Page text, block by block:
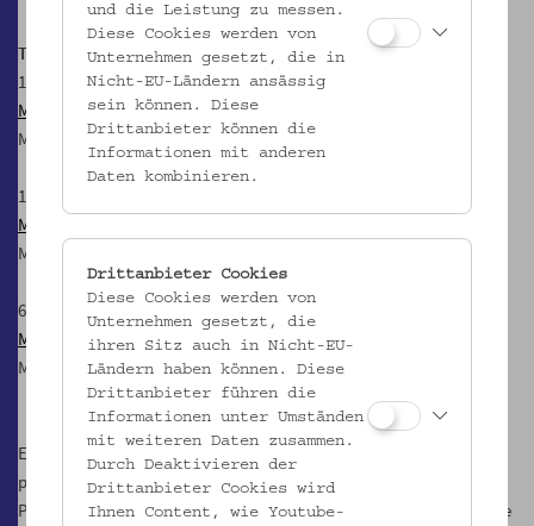
Termine
14.3. 18 Uhr
Museum als Aufstand
Mit MUSMIG – Museum der Migration
18.5. 18 Uhr
Museum der Untröstlichkeit
Mit Araba Evelyn Johnston-Arthur
6.6. 18 Uhr
Museum als Commons
Mit Martina Griesser-Stermscheg
Eine Gesprächsreihe von schnittpunkt. ausstellungstheorie &
praxis:
schnitt.org
Projektteam der Gesprächsreihe: Christine Haupt-Stummer, Renate
und die Leistung zu messen.
Diese Cookies werden von
Unternehmen gesetzt, die in
Nicht-EU-Ländern ansässig
sein können. Diese
Drittanbieter können die
Informationen mit anderen
Daten kombinieren.
Drittanbieter Cookies
Diese Cookies werden von
Unternehmen gesetzt, die
ihren Sitz auch in Nicht-EU-
Ländern haben können. Diese
Drittanbieter führen die
Informationen unter Umständen
mit weiteren Daten zusammen.
Durch Deaktivieren der
Drittanbieter Cookies wird
Ihnen Content, wie Youtube-